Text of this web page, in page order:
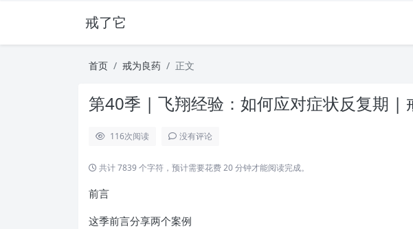
戒了它
首页 戒为良药 正文
第40季 | 飞翔经验：如何应对症状反复期 |
116次阅读 没有评论
共计 7839 个字符，预计需要花费 20 分钟才能阅读完成。
前言
这季前言分享两个案例